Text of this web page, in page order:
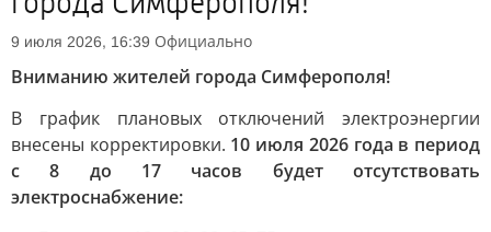
9 июля 2026, 16:39 Официально
Вниманию жителей города Симферополя!
В график плановых отключений электроэнергии
внесены корректировки. 10 июля 2026 года в период
с 8 до 17 часов будет отсутствовать
электроснабжение: